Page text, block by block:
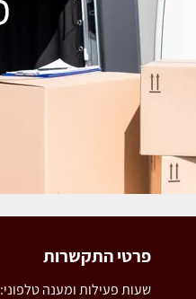
פרטי התקשרות
שעות פעילות ומענה טלפוני: